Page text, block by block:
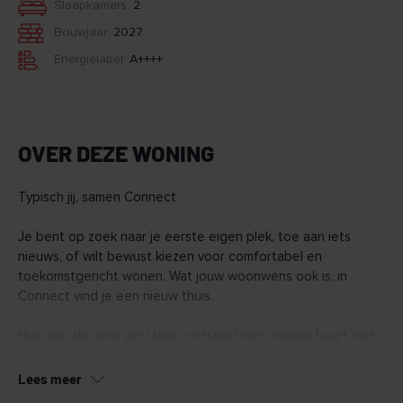
Slaapkamers: 2
Bouwjaar: 2027
Energielabel: A++++
OVER DEZE WONING
Typisch jij, samen Connect
Je bent op zoek naar je eerste eigen plek, toe aan iets
nieuws, of wilt bewust kiezen voor comfortabel en
toekomstgericht wonen. Wat jouw woonwens ook is, in
Connect vind je een nieuw thuis.
penthouses en een aantal grondgebonden woningen.
Lees meer